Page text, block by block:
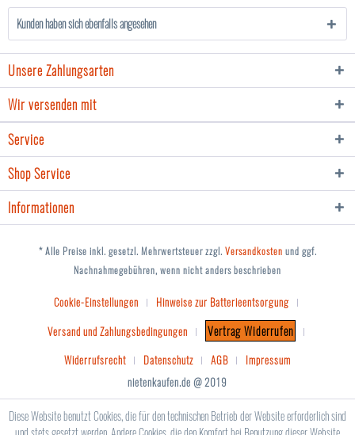
Kunden haben sich ebenfalls angesehen
Unsere Zahlungsarten
Wir versenden mit
Service
Shop Service
Informationen
* Alle Preise inkl. gesetzl. Mehrwertsteuer zzgl. Versandkosten und ggf.
Nachnahmegebühren, wenn nicht anders beschrieben
Cookie-Einstellungen
Hinweise zur Batterieentsorgung
Versand und Zahlungsbedingungen
Vertrag Widerrufen
Widerrufsrecht Datenschutz AGB
Impressum
nietenkaufen.de @ 2019
Diese Website benutzt Cookies, die für den technischen Betrieb der Website erforderlich sind